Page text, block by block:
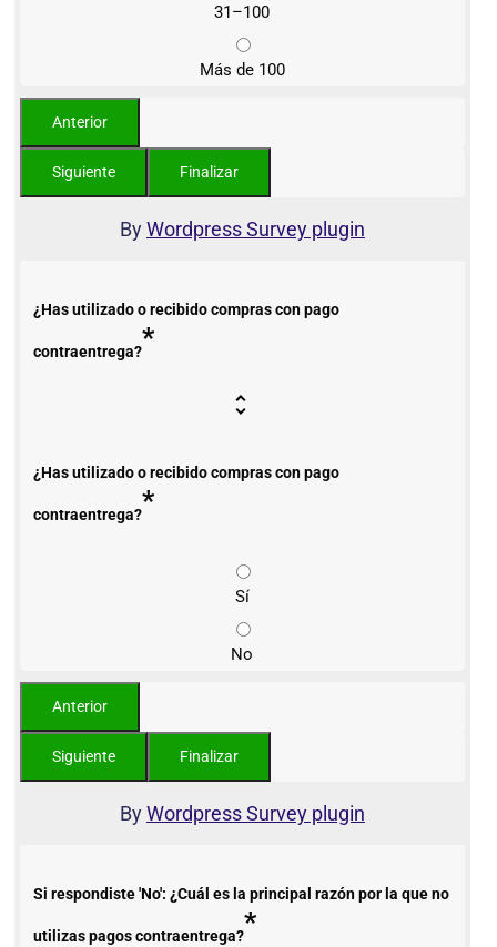
31–100
Más de 100
ByWordpress Survey plugin
¿Has utilizado o recibido compras con pago
contraentrega?*
¿Has utilizado o recibido compras con pago
contraentrega?*
Sí
No
ByWordpress Survey plugin
Si respondiste 'No': ¿Cuál es la principal razón por la que no
utilizas pagos contraentrega?*